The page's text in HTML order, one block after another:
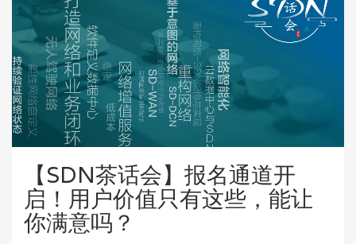
【SDN茶话会】报名通道开
启！用户价值只有这些，能让
你满意吗？